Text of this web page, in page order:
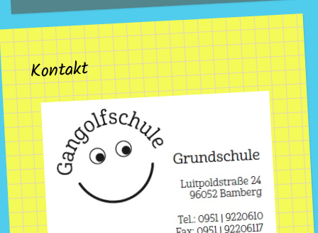
Kontakt